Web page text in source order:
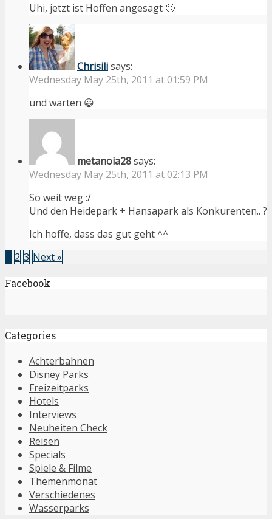
Uhi, jetzt ist Hoffen angesagt 🙂
Chrisilisays:
Wednesday May 25th, 2011 at 01:59 PM
und warten 😀
metanoia28says:
Wednesday May 25th, 2011 at 02:13 PM
So weit weg :/
Und den Heidepark + Hansapark als Konkurenten.. ?
Ich hoffe, dass das gut geht ^^
2 3 Next »
Facebook
Categories
Achterbahnen
Disney Parks
Freizeitparks
Hotels
Interviews
Neuheiten Check
Reisen
Specials
Spiele & Filme
Themenmonat
Verschiedenes
Wasserparks